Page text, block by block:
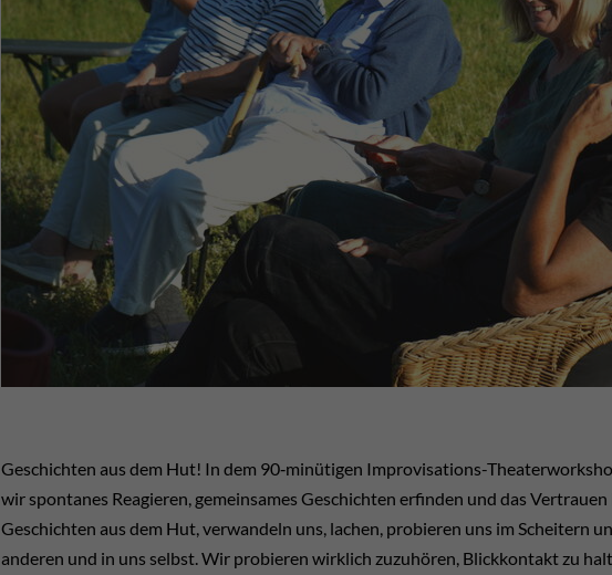
Geschichten aus dem Hut! In dem 90‑minütigen Improvisations-
wir spontanes Reagieren, gemeinsames Geschichten erfinden und das
Geschichten aus dem Hut, verwandeln uns, lachen, probieren uns im Scheitern
anderen und in uns selbst. Wir probieren wirklich zuzuhören, Blickkontakt zu